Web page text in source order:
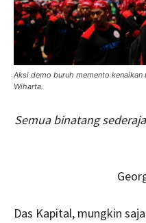
Aksi demo buruh memento
Wiharta.
Semua binatang
Das Kapital, mungkin